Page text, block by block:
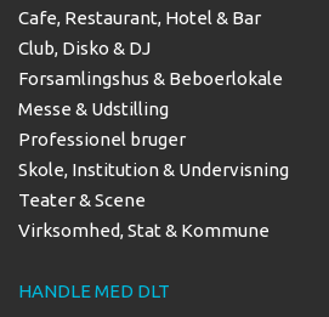
Cafe, Restaurant, Hotel & Bar
Club, Disko & DJ
Forsamlingshus & Beboerlokale
Messe & Udstilling
Professionel bruger
Skole, Institution & Undervisning
Teater & Scene
Virksomhed, Stat & Kommune
HANDLE MED DLT